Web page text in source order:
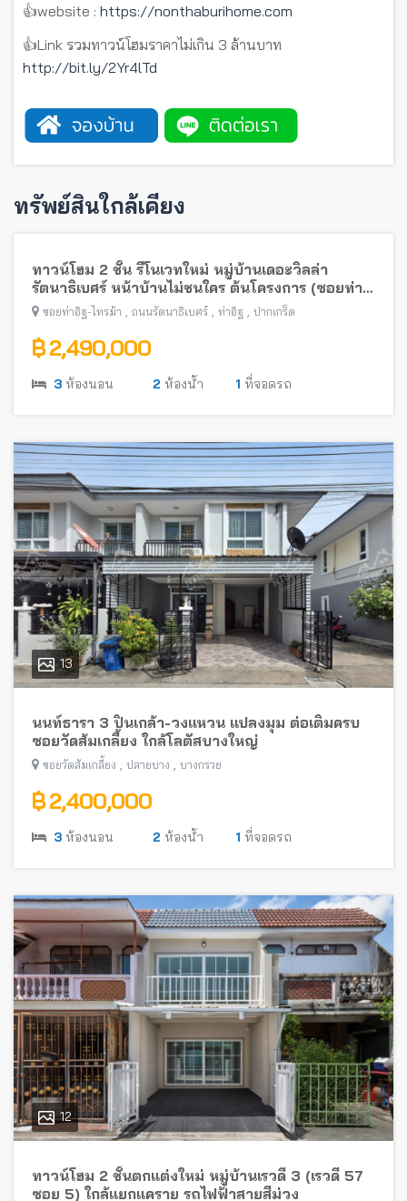
👍website : https://nonthaburihome.com
👍Link รวมทาวน์โฮมราคาไม่เกิน 3 ล้านบาท
http://bit.ly/2Yr4lTd
ทรัพย์สินใกล้เคียง
ทาวน์โฮม 2 ชั้น รีโนเวทใหม่ หมู่บ้านเดอะวิลล่า
รัตนาธิเบศร์ หน้าบ้านไม่ชนใคร ต้นโครงการ (ซอยท่า
อิฐ-ไทรม้า) พร้อมอยู่ใกล้รถไฟฟ้าสายสีม่วง
ซอยท่าอิฐ-ไทรม้า , ถนนรัตนาธิเบศร์ , ท่าอิฐ , ปากเกร็ด
฿ 2,490,000
3 ห้องนอน 2 ห้องน้ำ 1 ที่จอดรถ
13
นนท์ธารา 3 ปิ่นเกล้า-วงแหวน แปลงมุม ต่อเติมครบ
ซอยวัดส้มเกลี้ยง ใกล้โลตัสบางใหญ่
ซอยวัดส้มเกลี้ยง , ปลายบาง , บางกรวย
฿ 2,400,000
3 ห้องนอน 2 ห้องน้ำ 1 ที่จอดรถ
12
ทาวน์โฮม 2 ชั้นตกแต่งใหม่ หมู่บ้านเรวดี 3 (เรวดี 57
ซอย 5) ใกล้แยกแคราย รถไฟฟ้าสายสีม่วง